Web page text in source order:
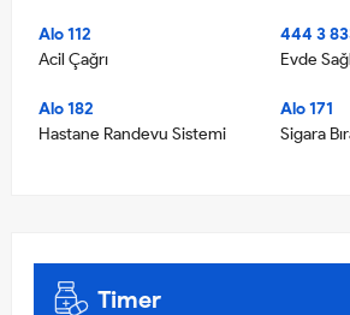
Alo 112
Acil Çağrı
444 3
Evde
Alo 182
Hastane Randevu Sistemi
Alo 171
Sigara
Timer